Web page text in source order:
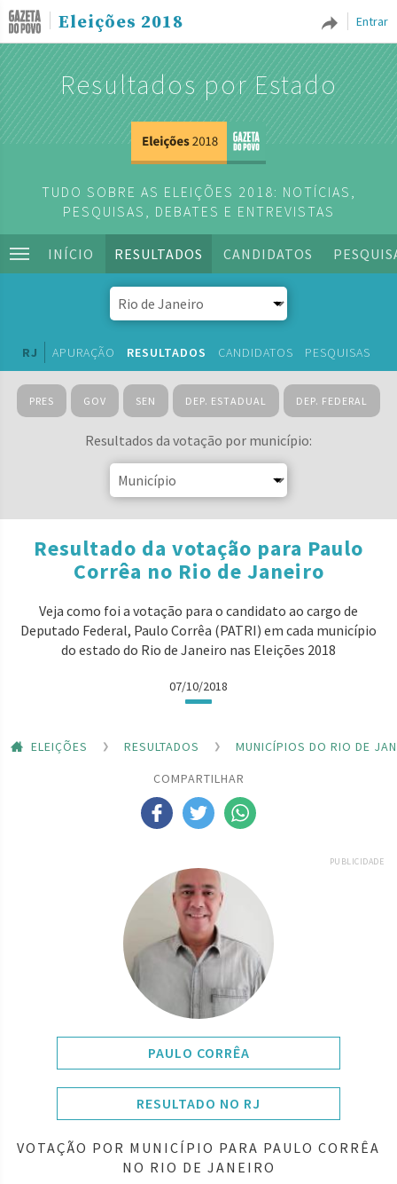
Entrar
Eleições 2018
Resultados por Estado
TUDO SOBRE AS ELEIÇÕES 2018: NOTÍCIAS,
PESQUISAS, DEBATES E ENTREVISTAS
INÍCIO RESULTADOS CANDIDATOS
RJ APURAÇÃO RESULTADOS CANDIDATOS PESQUISAS
PRES GOV SEN DEP. ESTADUAL DEP. FEDERAL
Resultados da votação por município:
Resultado da votação para Paulo
Corrêa no Rio de Janeiro
Veja como foi a votação para o candidato ao cargo de
Deputado Federal, Paulo Corrêa (PATRI) em cada município
do estado do Rio de Janeiro nas Eleições 2018
07/10/2018
ELEIÇÕES RESULTADOS
MUNICÍPIOS DO RIO DE
COMPARTILHAR
PUBLICIDADE
PAULO CORRÊA
RESULTADO NO RJ
VOTAÇÃO POR MUNICÍPIO PARA PAULO CORRÊA
NO RIO DE JANEIRO